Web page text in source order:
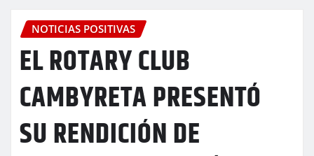
NOTICIAS POSITIVAS
EL ROTARY CLUB
CAMBYRETA PRESENTÓ
SU RENDICIÓN DE